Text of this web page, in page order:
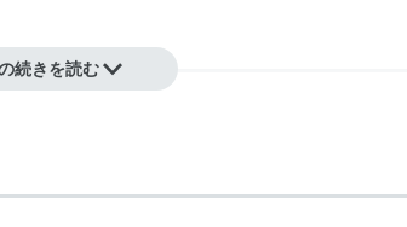
あるが、日本人の心をとらえて離さない重要
続きを読む